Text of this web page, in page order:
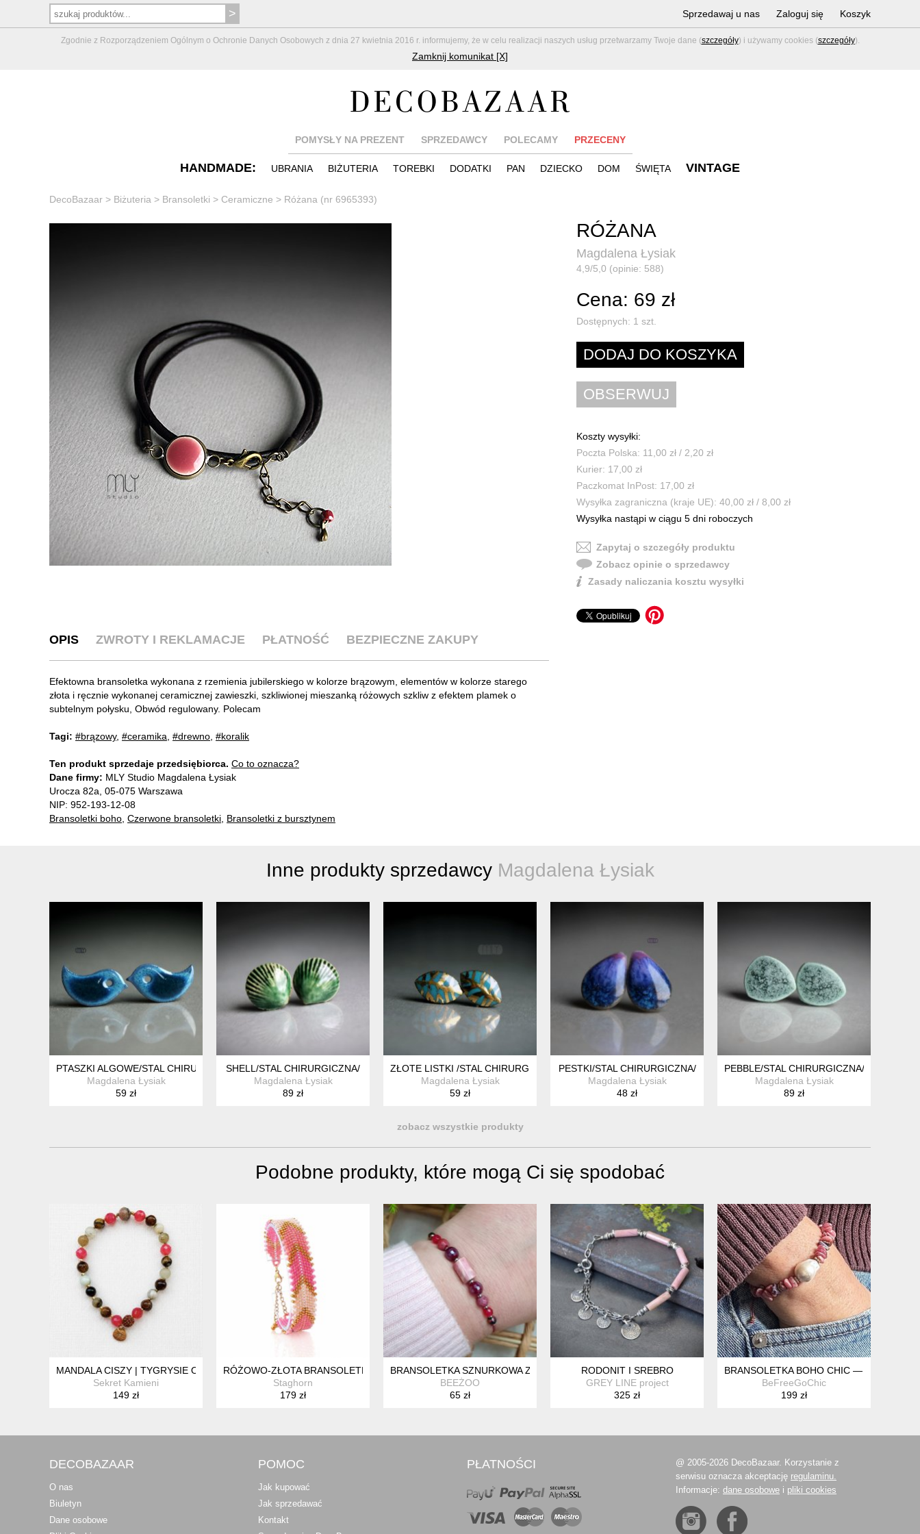
Zgodnie z Rozporządzeniem Ogólnym o Ochronie Danych Osobowych z dnia 27 kwietnia 2016 r. informujemy, że w celu realizacji naszych usług przetwarzamy Twoje dane (szczegóły) i używamy cookies (szczegóły).
Zamknij komunikat [X]
Sprzedawaj u nas Zaloguj się Koszyk
POMYSŁY NA PREZENT SPRZEDAWCY POLECAMY PRZECENY
HANDMADE: UBRANIA BIŻUTERIA TOREBKI DODATKI PAN DZIECKO DOM ŚWIĘTA VINTAGE
DecoBazaar > Biżuteria > Bransoletki > Ceramiczne > Różana (nr 6965393)
RÓŻANA
Magdalena Łysiak
4,9/5,0 (opinie: 588)
Cena: 69 zł
Dostępnych: 1 szt.
Koszty wysyłki:
Poczta Polska: 11,00 zł / 2,20 zł
Kurier: 17,00 zł
Paczkomat InPost: 17,00 zł
Wysyłka zagraniczna (kraje UE): 40,00 zł / 8,00 zł
Wysyłka nastąpi w ciągu 5 dni roboczych
Zapytaj o szczegóły produktu
Zobacz opinie o sprzedawcy
Zasady naliczania kosztu wysyłki
OPIS ZWROTY I REKLAMACJE PŁATNOŚĆ BEZPIECZNE ZAKUPY
Efektowna bransoletka wykonana z rzemienia jubilerskiego w kolorze brązowym, elementów w kolorze starego
złota i ręcznie wykonanej ceramicznej zawieszki, szkliwionej mieszanką różowych szkliw z efektem plamek o
subtelnym połysku, Obwód regulowany. Polecam
Tagi: #brązowy, #ceramika #drewno #koralik
Ten produkt sprzedaje przedsiębiorca. Co to oznacza?
Dane firmy: MLY Studio Magdalena Łysiak
Urocza 82a, 05-075 Warszawa
NIP: 952-193-12-08
Bransoletki boho Czerwone bransoletki Bransoletki z bursztynem
Inne produkty sprzedawcy Magdalena Łysiak
PTASZKI ALGOWE/STAL CHIRURGICZNA
Magdalena Łysiak
59 zł
SHELL/STAL CHIRURGICZNA/
Magdalena Łysiak
89 zł
ZŁOTE LISTKI /STAL CHIRURGICZNA/
Magdalena Łysiak
59 zł
PESTKI/STAL CHIRURGICZNA/
Magdalena Łysiak
48 zł
PEBBLE/STAL CHIRURGICZNA/
Magdalena Łysiak
89 zł
zobacz wszystkie produkty
Podobne produkty, które mogą Ci się spodobać
MANDALA CISZY | TYGRYSIE OKO • AMAZONIT • JASPIS • AGAT • RUDRAKSHA
Sekret Kamieni
149 zł
RÓŻOWO-ZŁOTA BRANSOLETKA Z KORALIKÓW "PINK CHEVRON"
Staghorn
179 zł
BRANSOLETKA SZNURKOWA Z KAMIENIAMI NATURALNYMI CHIC X
BEEŻOO
65 zł
RODONIT I SREBRO
GREY LINE project
325 zł
BRANSOLETKA BOHO CHIC — RODONIT,
BeFreeGoChic
199 zł
DECOBAZAAR
O nas
Biuletyn
Dane osobowe
POMOC
Jak kupować
Jak sprzedawać
Kontakt
PŁATNOŚCI
@ 2005-2026 DecoBazaar. Korzystanie z
serwisu oznacza akceptację regulaminu.
Informacje: dane osobowe i pliki cookies